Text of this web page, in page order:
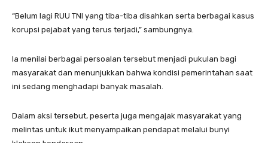
“Belum lagi RUU TNI yang tiba-tiba disahkan serta berbagai kasus
korupsi pejabat yang terus terjadi,” sambungnya.
Ia menilai berbagai persoalan tersebut menjadi pukulan bagi
masyarakat dan menunjukkan bahwa kondisi pemerintahan saat
ini sedang menghadapi banyak masalah.
Dalam aksi tersebut, peserta juga mengajak masyarakat yang
melintas untuk ikut menyampaikan pendapat melalui bunyi